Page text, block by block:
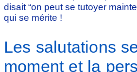
disait “on peut se tutoyer
qui se mérite !
Les salutations
moment et la